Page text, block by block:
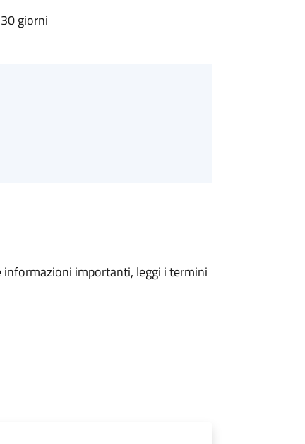
giorni
informazioni importanti, leggi i termini